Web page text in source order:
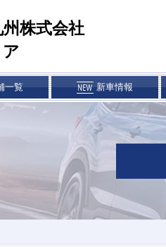
株式会社
リース&クレジット
所有権解除について
一覧
ポット大分 大分店
新車情報